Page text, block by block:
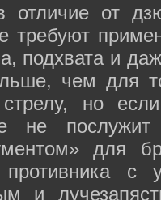
отличие от
требуют
подхвата и
чем для
но
не
для
противника с
и